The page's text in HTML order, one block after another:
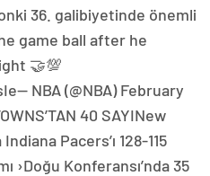
36. galibiyetinde önemli
game ball after he
🤝💯
NBA (@NBA) February
40 SAYINew
Pacers’ı 128-115
›Doğu Konferansı’nda 35